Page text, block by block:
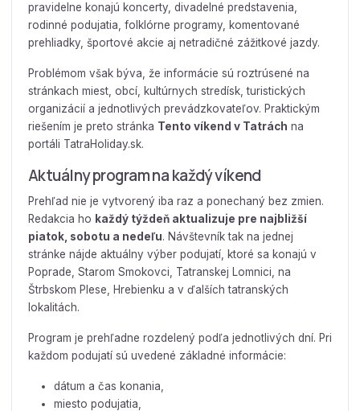
pravidelne konajú koncerty, divadelné predstavenia,
rodinné podujatia, folklórne programy, komentované
prehliadky, športové akcie aj netradičné zážitkové jazdy.
Problémom však býva, že informácie sú roztrúsené na
stránkach miest, obcí, kultúrnych stredísk, turistických
organizácií a jednotlivých prevádzkovateľov. Praktickým
riešením je preto stránka Tento víkend v Tatrách na
portáli TatraHoliday.sk.
Aktuálny program na každý víkend
Prehľad nie je vytvorený iba raz a ponechaný bez zmien.
Redakcia ho každý týždeň aktualizuje pre najbližší
piatok, sobotu a nedeľu. Návštevník tak na jednej
stránke nájde aktuálny výber podujatí, ktoré sa konajú v
Poprade, Starom Smokovci, Tatranskej Lomnici, na
Štrbskom Plese, Hrebienku a v ďalších tatranských
lokalitách.
Program je prehľadne rozdelený podľa jednotlivých dní. Pri
každom podujatí sú uvedené základné informácie:
dátum a čas konania,
miesto podujatia,